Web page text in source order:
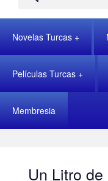
Novelas Turcas
Películas Turcas
Membresia
Un Litro